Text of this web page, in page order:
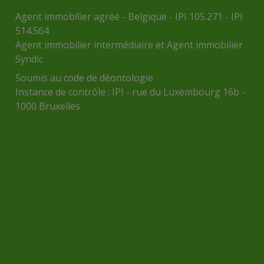
Agent immobilier agréé - Belgique - IPI 105.271 - IPI
514.564
Agent immobilier intermédiaire et Agent immobilier
Syndic
Soumis au code de déontologie
Instance de contrôle : IPI - rue du Luxembourg 16b -
1000 Bruxelles